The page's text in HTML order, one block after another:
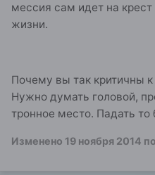
мессия сам идет на
жизни.
Почему вы так критичны
Нужно думать головой,
тронное место. Падать то
Изменено 19 ноября 2014